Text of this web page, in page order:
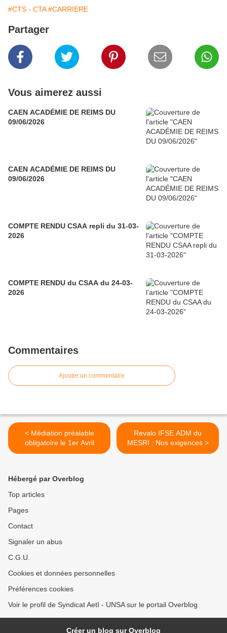
#CTS - CTA #CARRIERE
Partager
Vous aimerez aussi
CAEN ACADÉMIE DE REIMS DU
09/06/2026
CAEN ACADÉMIE DE REIMS DU
09/06/2026
COMPTE RENDU CSAA repli du 31-03-
2026
COMPTE RENDU du CSAA du 24-03-
2026
Commentaires
Ajouter un commentaire
< Médiation préalable
obligatoire le 1er Avril
Revalo IFSE ADM du
MESRI : Nos exigences >
Hébergé par Overblog
Top articles
Pages
Contact
Signaler un abus
C.G.U.
Cookies et données personnelles
Préférences cookies
Voir le profil de Syndicat AetI - UNSA sur le portail Overblog
Créer un blog sur Overblog